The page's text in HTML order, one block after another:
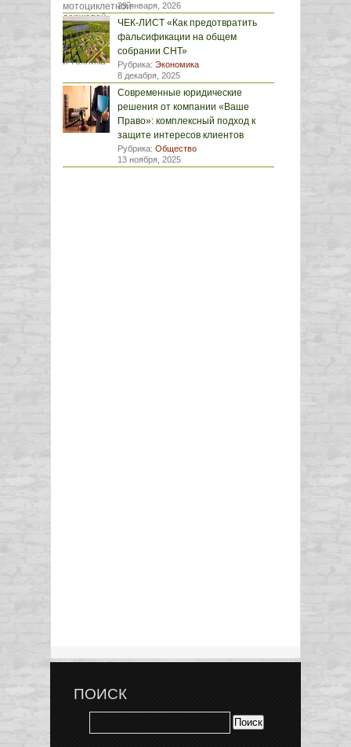
29 января, 2026
ЧЕК-ЛИСТ «Как предотвратить
фальсификации на общем
собрании СНТ»
Рубрика: Экономика
8 декабря, 2025
Современные юридические
решения от компании «Ваше
Право»: комплексный подход к
защите интересов клиентов
Рубрика: Общество
13 ноября, 2025
ПОИСК